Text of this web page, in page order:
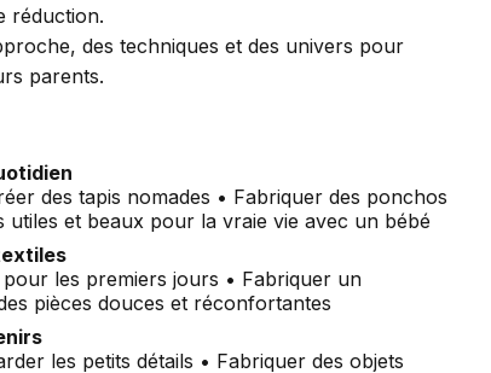
réduction.
des techniques et des univers pour
parents.
des tapis nomades • Fabriquer des ponchos
utiles et beaux pour la vraie vie avec un bébé
les premiers jours • Fabriquer un
pièces douces et réconfortantes
les petits détails • Fabriquer des objets